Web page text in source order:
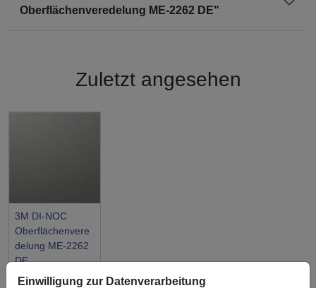
Oberflächenveredelung ME-2262 DE"
Zuletzt angesehen
3M DI-NOC
Oberflächenvere
delung ME-2262
DE
Einwilligung zur Datenverarbeitung